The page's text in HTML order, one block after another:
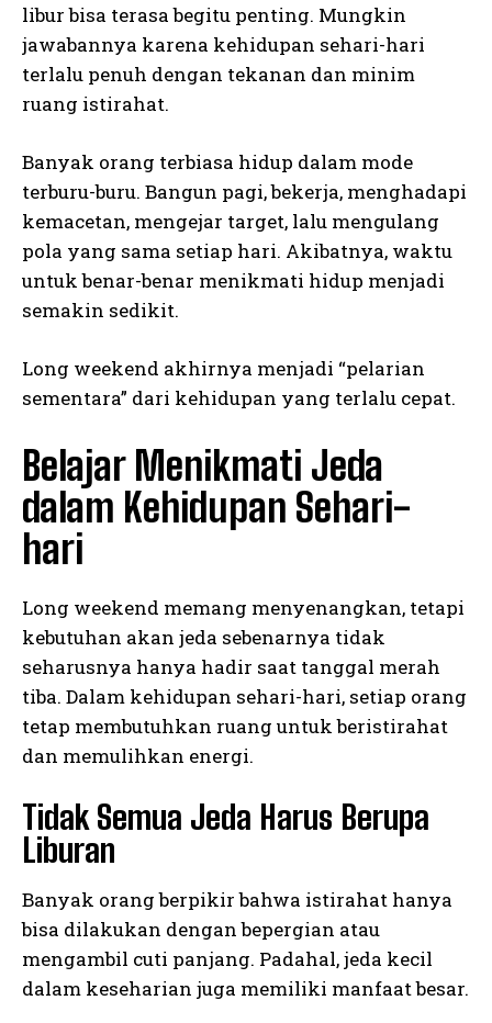
libur bisa terasa begitu penting. Mungkin
jawabannya karena kehidupan sehari-hari
terlalu penuh dengan tekanan dan minim
ruang istirahat.
Banyak orang terbiasa hidup dalam mode
terburu-buru. Bangun pagi, bekerja, menghadapi
kemacetan, mengejar target, lalu mengulang
pola yang sama setiap hari. Akibatnya, waktu
untuk benar-benar menikmati hidup menjadi
semakin sedikit.
Long weekend akhirnya menjadi “pelarian
sementara” dari kehidupan yang terlalu cepat.
Belajar Menikmati Jeda
dalam Kehidupan Sehari-
hari
Long weekend memang menyenangkan, tetapi
kebutuhan akan jeda sebenarnya tidak
seharusnya hanya hadir saat tanggal merah
tiba. Dalam kehidupan sehari-hari, setiap orang
tetap membutuhkan ruang untuk beristirahat
dan memulihkan energi.
Tidak Semua Jeda Harus Berupa
Liburan
Banyak orang berpikir bahwa istirahat hanya
bisa dilakukan dengan bepergian atau
mengambil cuti panjang. Padahal, jeda kecil
dalam keseharian juga memiliki manfaat besar.